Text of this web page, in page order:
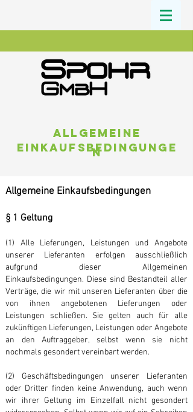
Allgemeine
Einkaufsbedingunge
n
Allgemeine Einkaufsbedingungen
§ 1 Geltung
(1) Alle Lieferungen, Leistungen und Angebote
unserer Lieferanten erfolgen ausschließlich
aufgrund dieser Allgemeinen
Einkaufsbedingungen. Diese sind Bestandteil aller
Verträge, die wir mit unseren Lieferanten über die
von ihnen angebotenen Lieferungen oder
Leistungen schließen. Sie gelten auch für alle
zukünftigen Lieferungen, Leistungen oder Angebote
an den Auftraggeber, selbst wenn sie nicht
nochmals gesondert vereinbart werden.
(2) Geschäftsbedingungen unserer Lieferanten
oder Dritter finden keine Anwendung, auch wenn
wir ihrer Geltung im Einzelfall nicht gesondert